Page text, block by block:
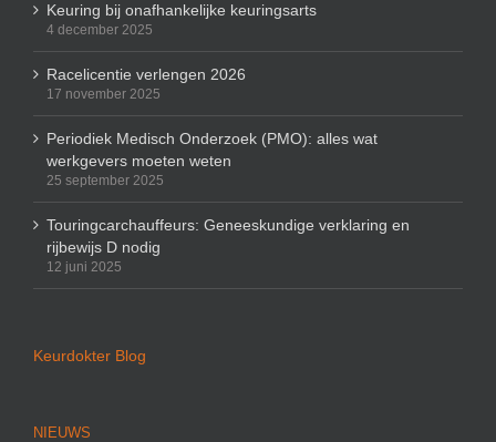
Keuring bij onafhankelijke keuringsarts
4 december 2025
Racelicentie verlengen 2026
17 november 2025
Periodiek Medisch Onderzoek (PMO): alles wat
werkgevers moeten weten
25 september 2025
Touringcarchauffeurs: Geneeskundige verklaring en
rijbewijs D nodig
12 juni 2025
Keurdokter Blog
NIEUWS